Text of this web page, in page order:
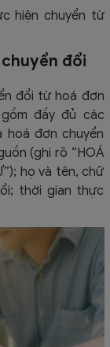
hiện chuyển từ
đổi
đổi từ hoá đơn
đầy đủ các
đơn chuyển
(ghi rõ “HOÁ
họ và tên, chữ
thời gian thực